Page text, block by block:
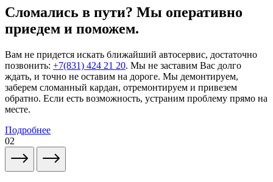
Сломались в пути? Мы оперативно
приедем и поможем.
Вам не придется искать ближайший автосервис, достаточно
позвонить: +7(831) 424 21 20. Мы не заставим Вас долго
ждать, и точно не оставим на дороге. Мы демонтируем,
заберем сломанный кардан, отремонтируем и привезем
обратно. Если есть возможность, устраним проблему прямо на
месте.
Подробнее
02